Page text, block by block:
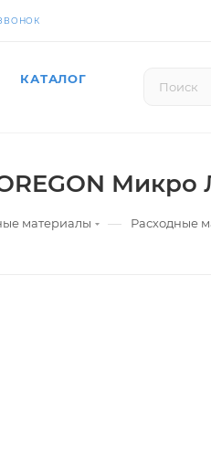
КАТАЛОГ
Микро
материалы — Расходные